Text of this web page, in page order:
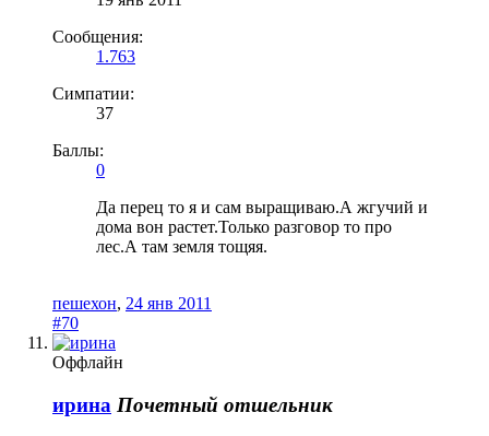
Сообщения:
1.763
Симпатии:
37
Баллы:
0
Да перец то я и сам выращиваю.А жгучий и
дома вон растет.Только разговор то про
лес.А там земля тощяя.
пешехон, 24 янв 2011
#70
Оффлайн
ирина Почетный отшельник